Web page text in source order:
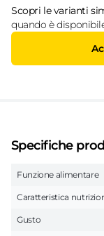
Scopri le varianti
quando è
Specifiche
Funzione alimentare
Caratteristica
Gusto